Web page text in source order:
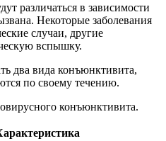
различаться в зависимости
Некоторые заболевания
случаи, другие
вспышку.
два вида конъюнктивита,
по своему течению.
конъюнктивита.